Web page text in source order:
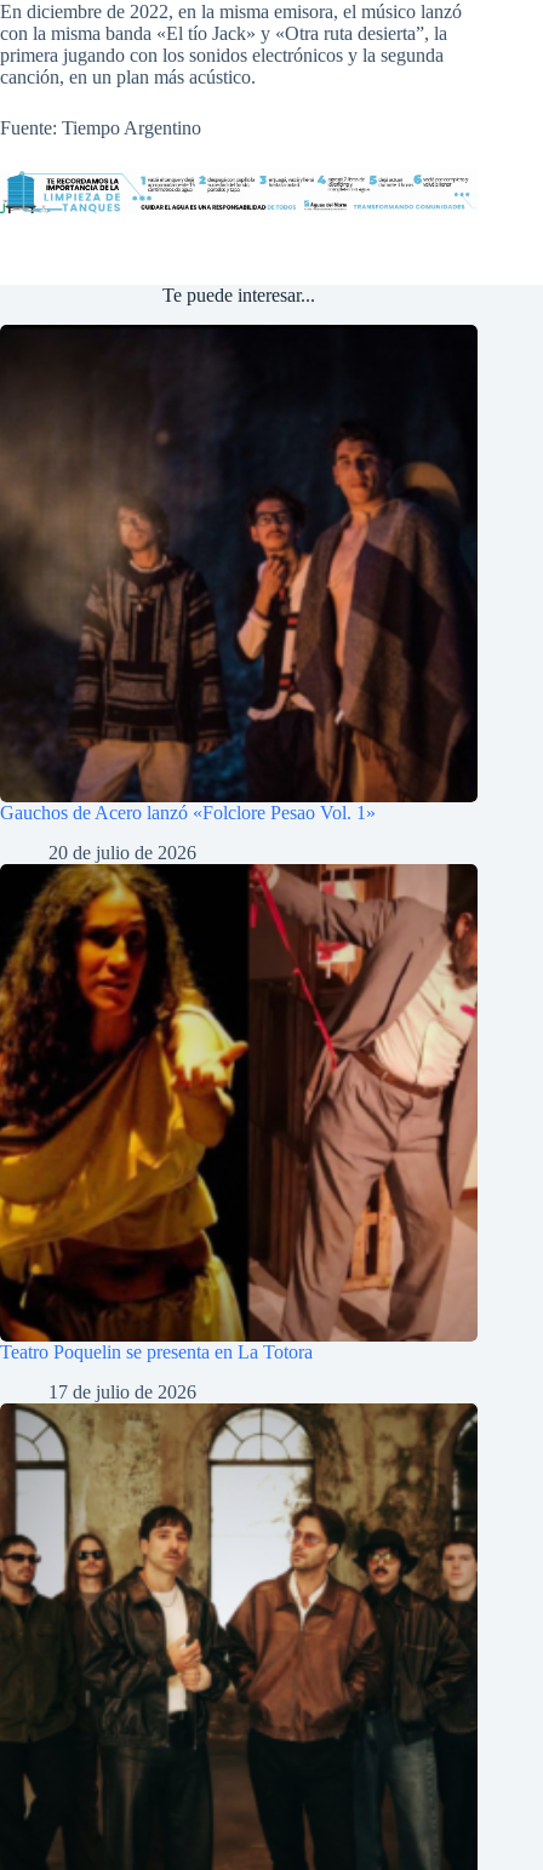
En diciembre de 2022, en la misma emisora, el músico lanzó
con la misma banda «El tío Jack» y «Otra ruta desierta”, la
primera jugando con los sonidos electrónicos y la segunda
canción, en un plan más acústico.
Fuente: Tiempo Argentino
Te puede interesar...
Gauchos de Acero lanzó «Folclore Pesao Vol. 1»
20 de julio de 2026
Teatro Poquelin se presenta en La Totora
17 de julio de 2026